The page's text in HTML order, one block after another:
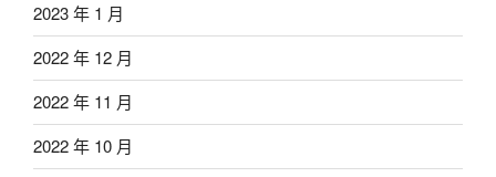
2023 年 1 月
2022 年 12 月
2022 年 11 月
2022 年 10 月